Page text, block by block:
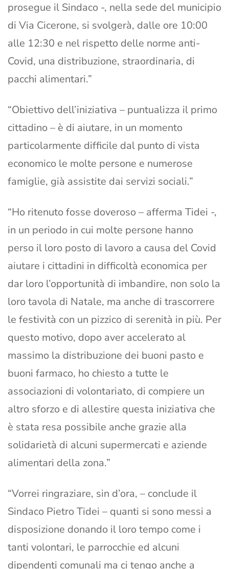
prosegue il Sindaco -, nella sede del municipio
di Via Cicerone, si svolgerà, dalle ore 10:00
alle 12:30 e nel rispetto delle norme anti-
Covid, una distribuzione, straordinaria, di
pacchi alimentari.”
“Obiettivo dell’iniziativa – puntualizza il primo
cittadino – è di aiutare, in un momento
particolarmente difficile dal punto di vista
economico le molte persone e numerose
famiglie, già assistite dai servizi sociali.”
“Ho ritenuto fosse doveroso – afferma Tidei -,
in un periodo in cui molte persone hanno
perso il loro posto di lavoro a causa del Covid
aiutare i cittadini in difficoltà economica per
dar loro l’opportunità di imbandire, non solo la
loro tavola di Natale, ma anche di trascorrere
le festività con un pizzico di serenità in più. Per
questo motivo, dopo aver accelerato al
massimo la distribuzione dei buoni pasto e
buoni farmaco, ho chiesto a tutte le
associazioni di volontariato, di compiere un
altro sforzo e di allestire questa iniziativa che
è stata resa possibile anche grazie alla
solidarietà di alcuni supermercati e aziende
alimentari della zona.”
“Vorrei ringraziare, sin d’ora, – conclude il
Sindaco Pietro Tidei – quanti si sono messi a
disposizione donando il loro tempo come i
tanti volontari, le parrocchie ed alcuni
dipendenti comunali ma ci tengo anche a